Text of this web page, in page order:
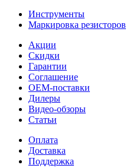
Инструменты
Маркировка резисторов
Акции
Скидки
Гарантии
Соглашение
OEM-поставки
Дилеры
Видео-обзоры
Статьи
Оплата
Доставка
Поддержка